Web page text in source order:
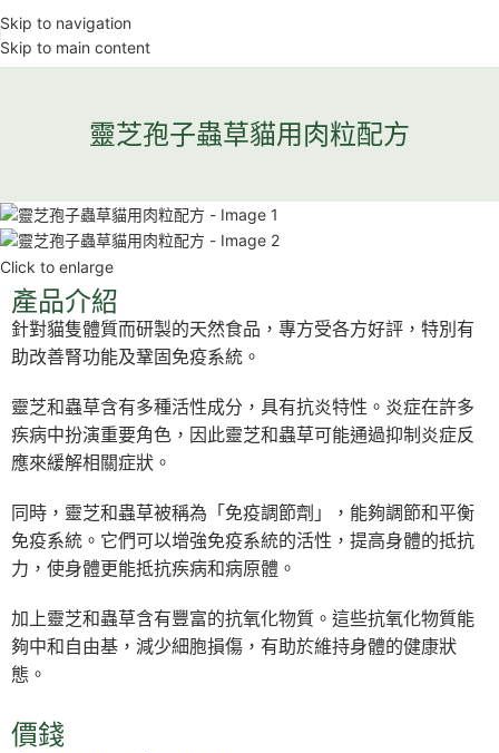
Skip to navigation
Skip to main content
靈芝孢子蟲草貓用肉粒配方
Click to enlarge
產品介紹
針對貓隻體質而研製的天然食品，專方受各方好評，特別有
助改善腎功能及鞏固免疫系統。
靈芝和蟲草含有多種活性成分，具有抗炎特性。炎症在許多
疾病中扮演重要角色，因此靈芝和蟲草可能通過抑制炎症反
應來緩解相關症狀。
同時，靈芝和蟲草被稱為「免疫調節劑」，能夠調節和平衡
免疫系統。它們可以增強免疫系統的活性，提高身體的抵抗
力，使身體更能抵抗疾病和病原體。
加上靈芝和蟲草含有豐富的抗氧化物質。這些抗氧化物質能
夠中和自由基，減少細胞損傷，有助於維持身體的健康狀
態。
價錢